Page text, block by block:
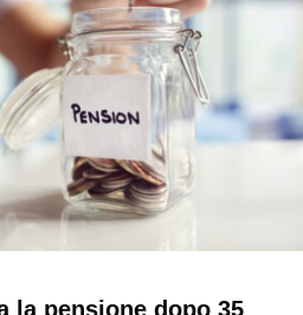
la pensione dopo 35